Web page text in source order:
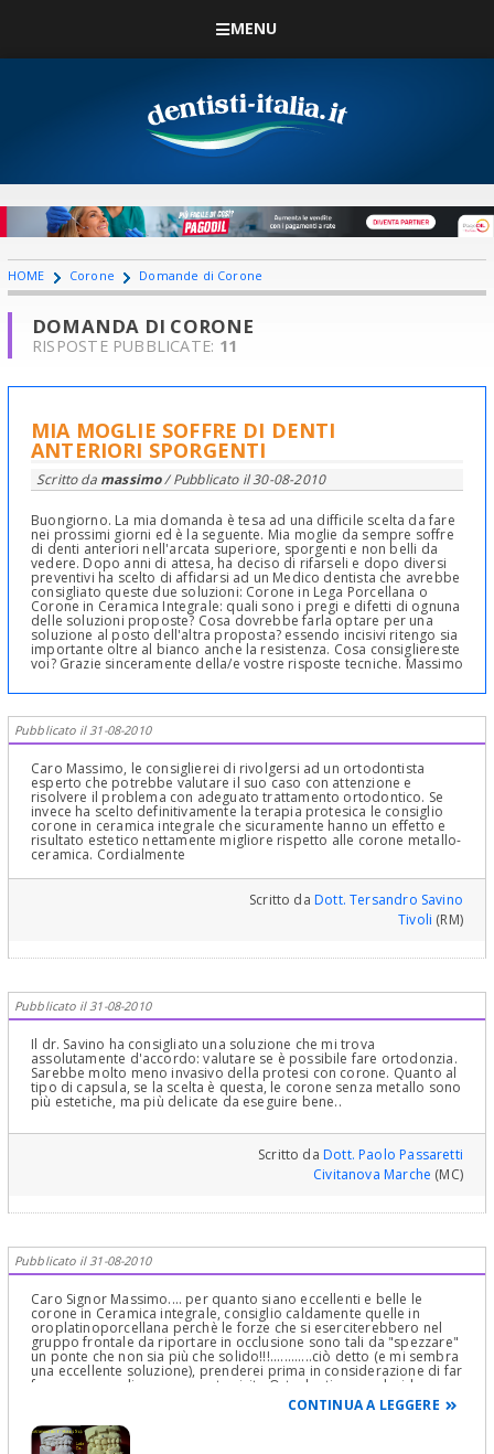
MENU
HOME Corone Domande di Corone
DOMANDA DI CORONE
RISPOSTE PUBBLICATE: 11
MIA MOGLIE SOFFRE DI DENTI
ANTERIORI SPORGENTI
Scritto da massimo/ Pubblicato il30-08-2010
Buongiorno. La mia domanda è tesa ad una difficile scelta da fare
nei prossimi giorni ed è la seguente. Mia moglie da sempre soffre
di denti anteriori nell'arcata superiore, sporgenti e non belli da
vedere. Dopo anni di attesa, ha deciso di rifarseli e dopo diversi
preventivi ha scelto di affidarsi ad un Medico dentista che avrebbe
consigliato queste due soluzioni: Corone in Lega Porcellana o
Corone in Ceramica Integrale: quali sono i pregi e difetti di ognuna
delle soluzioni proposte? Cosa dovrebbe farla optare per una
soluzione al posto dell'altra proposta? essendo incisivi ritengo sia
importante oltre al bianco anche la resistenza. Cosa consigliereste
voi? Grazie sinceramente della/e vostre risposte tecniche. Massimo
Pubblicato il 31-08-2010
Caro Massimo, le consiglierei di rivolgersi ad un ortodontista
esperto che potrebbe valutare il suo caso con attenzione e
risolvere il problema con adeguato trattamento ortodontico. Se
invece ha scelto definitivamente la terapia protesica le consiglio
corone in ceramica integrale che sicuramente hanno un effetto e
risultato estetico nettamente migliore rispetto alle corone metallo-
ceramica. Cordialmente
Scritto daDott. Tersandro Savino
Tivoli (RM)
Pubblicato il 31-08-2010
Il dr. Savino ha consigliato una soluzione che mi trova
assolutamente d'accordo: valutare se è possibile fare ortodonzia.
Sarebbe molto meno invasivo della protesi con corone. Quanto al
tipo di capsula, se la scelta è questa, le corone senza metallo sono
più estetiche, ma più delicate da eseguire bene..
Scritto daDott. Paolo Passaretti
Civitanova Marche (MC)
Pubblicato il 31-08-2010
Caro Signor Massimo.... per quanto siano eccellenti e belle le
corone in Ceramica integrale, consiglio caldamente quelle in
oroplatinoporcellana perchè le forze che si eserciterebbero nel
gruppo frontale da riportare in occlusione sono tali da "spezzare"
un ponte che non sia più che solido!!!............ciò detto (e mi sembra
una eccellente soluzione), prenderei prima in considerazione di far
fare a sua moglie una accurata visita Ortodontica per decidere
quale sia la miglio terapia!...............Cordialmente Gustavo Petti,
Parodontologia, Implantologia, Gnatologia e Riabilitazione Orale
Completa in Casi Clinici Complessi ed Ortodonzia e Pedodonzia la
figlia Claudia Petti, in Cagliari.
CONTINUA A LEGGERE